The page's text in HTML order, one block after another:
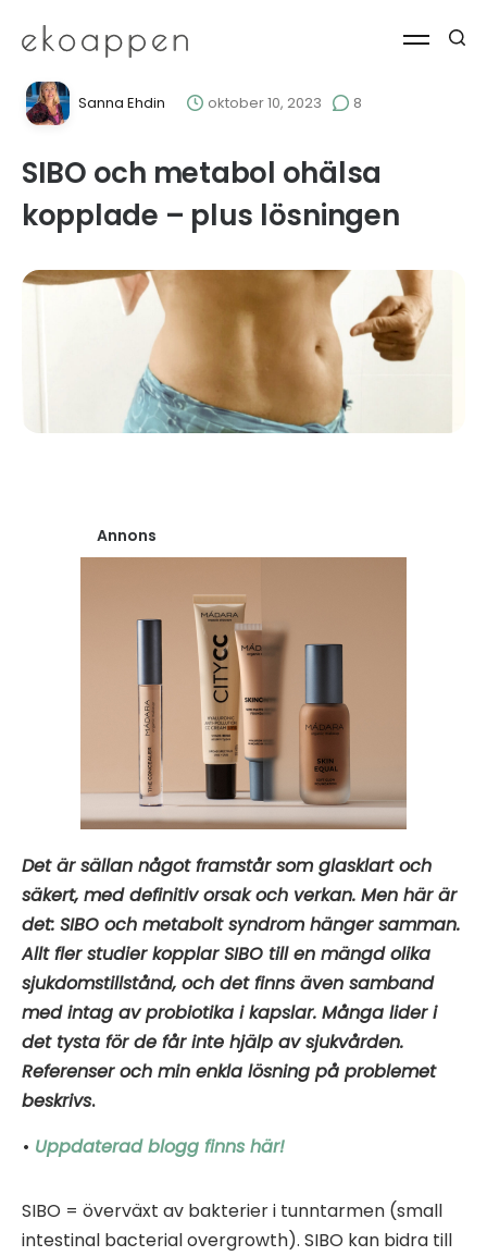
Sanna Ehdin oktober 10, 2023 8
SIBO och metabol ohälsa
kopplade – plus lösningen
Annons
Det är sällan något framstår som glasklart och
säkert, med definitiv orsak och verkan. Men här är
det: SIBO och metabolt syndrom hänger samman.
Allt fler studier kopplar SIBO till en mängd olika
sjukdomstillstånd, och det finns även samband
med intag avprobiotika i kapslar. Många lider i
det tysta för de får inte hjälp av sjukvården.
Referenser och min enkla lösning på problemet
beskrivs.
• Uppdaterad blogg finns här!
SIBO = överväxt av bakterier i tunntarmen (small
intestinal bacterial overgrowth). SIBO kan bidra till